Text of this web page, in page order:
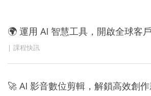
🌍 運用 AI 智慧工具，開啟全球客
課程快訊
🚀 AI 影音數位剪輯，解鎖高效創作